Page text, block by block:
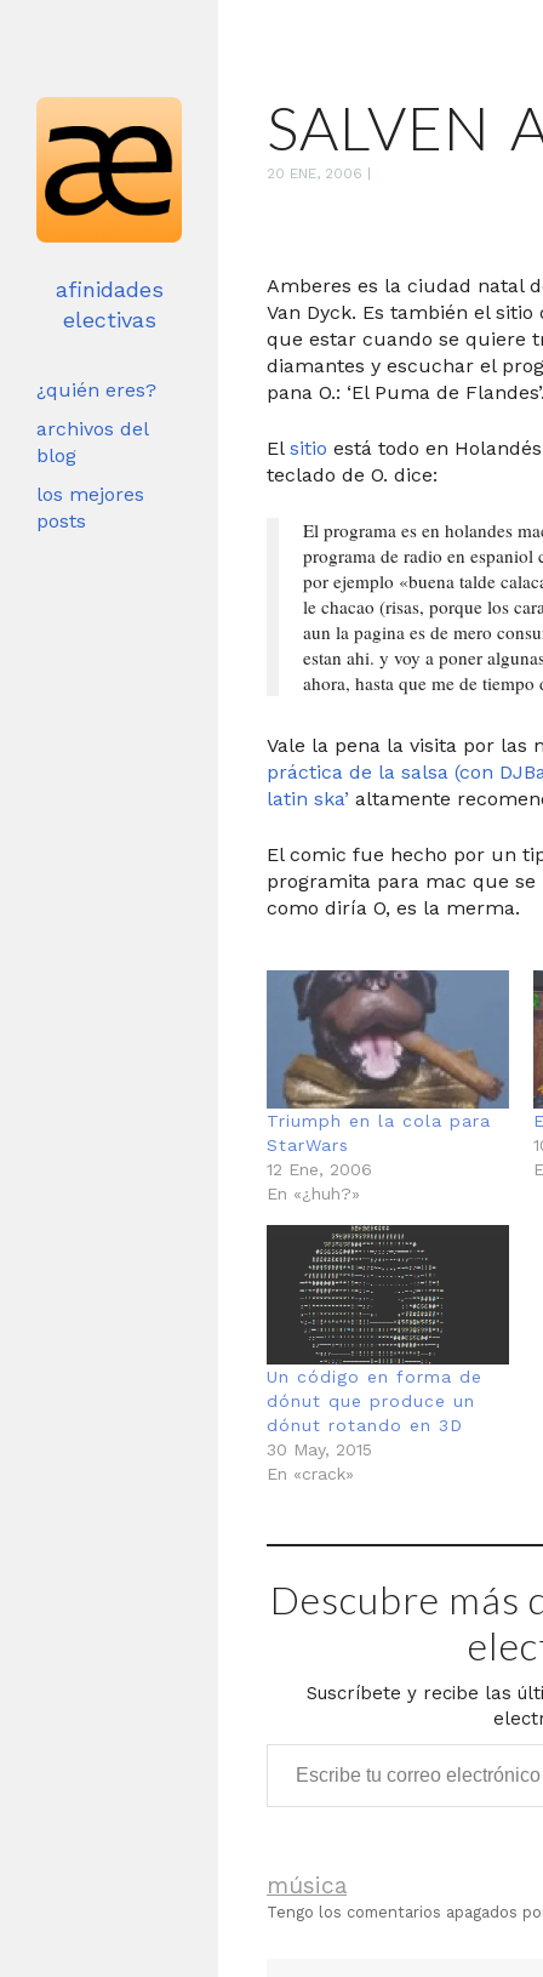
afinidades
electivas
¿quién eres?
archivos del
blog
los mejores
posts
SALVEN
20 ENE, 2006
Amberes es la ciudad natal
Van Dyck. Es también el sitio
que estar cuando se quiere
diamantes y escuchar el
pana O.: ‘El Puma de
El sitio está todo en
teclado de O. dice:
El programa es en holandes
programa de radio en
por ejemplo «buena talde
le chacao (risas, porque los
aun la pagina es de mero
estan ahi. y voy a poner
ahora, hasta que me de
Vale la pena la visita por las
práctica de la salsa (con
latin ska’ altamente
El comic fue hecho por un
programita para mac que
como diría O, es la merma.
Triumph en la cola para
StarWars
12 Ene, 2006
En «¿huh?»
Un código en forma de
dónut que produce un
dónut rotando en 3D
30 May, 2015
En «crack»
Descubre más
Suscríbete y recibe las
Escribe tu correo electrónico…
música
Tengo los comentarios apagados